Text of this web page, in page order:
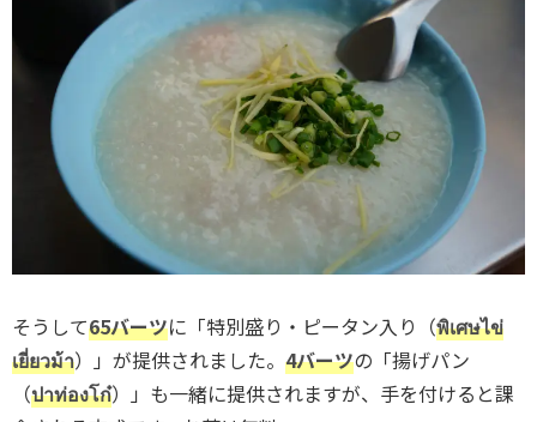
そうして65バーツに「特別盛り・ピータン入り（พิเศษไข่
เยี่ยวม้า）」が提供されました。 4バーツの「揚げパン
（ปาท่องโก๋）」も一緒に提供されますが、手を付けると課